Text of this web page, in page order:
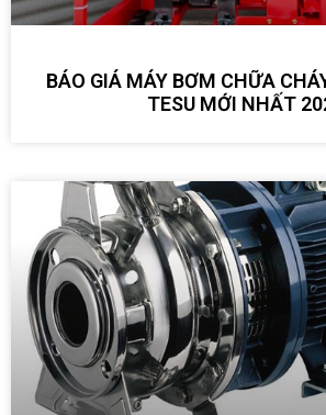
BÁO GIÁ MÁY BƠM CHỮA
TESU MỚI NHẤT